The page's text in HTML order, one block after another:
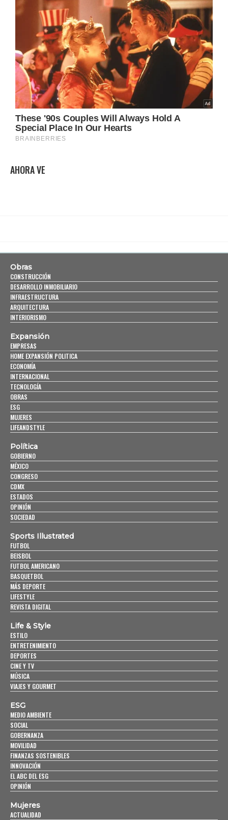
AHORA VE
Obras
CONSTRUCCIÓN
DESARROLLO INMOBILIARIO
INFRAESTRUCTURA
ARQUITECTURA
INTERIORISMO
Expansión
EMPRESAS
HOME EXPANSIÓN POLITICA
ECONOMÍA
INTERNACIONAL
TECNOLOGÍA
OBRAS
ESG
MUJERES
LIFEANDSTYLE
Política
GOBIERNO
MÉXICO
CONGRESO
CDMX
ESTADOS
OPINIÓN
SOCIEDAD
Sports Illustrated
FUTBOL
BEISBOL
FUTBOL AMERICANO
BASQUETBOL
MÁS DEPORTE
LIFESTYLE
REVISTA DIGITAL
Life & Style
ESTILO
ENTRETENIMIENTO
DEPORTES
CINE Y TV
MÚSICA
VIAJES Y GOURMET
ESG
MEDIO AMBIENTE
SOCIAL
GOBERNANZA
MOVILIDAD
FINANZAS SOSTENIBLES
INNOVACIÓN
EL ABC DEL ESG
OPINIÓN
Mujeres
ACTUALIDAD